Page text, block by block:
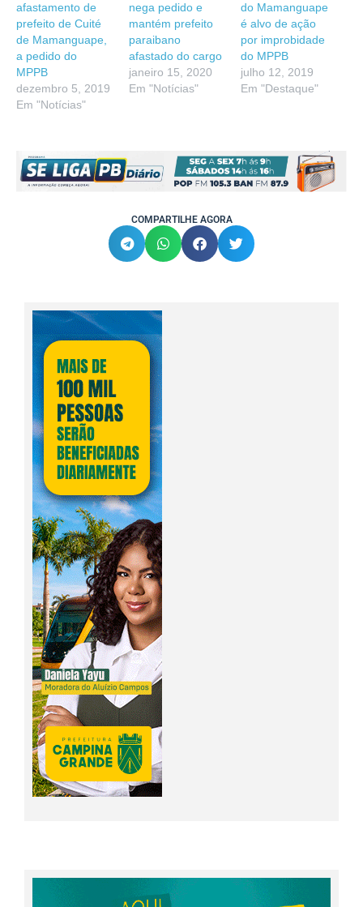
afastamento de
prefeito de Cuité
de Mamanguape,
a pedido do
MPPB
dezembro 5, 2019
Em "Notícias"
nega pedido e
mantém prefeito
paraibano
afastado do cargo
janeiro 15, 2020
Em "Notícias"
do Mamanguape
é alvo de ação
por improbidade
do MPPB
julho 12, 2019
Em "Destaque"
COMPARTILHE AGORA